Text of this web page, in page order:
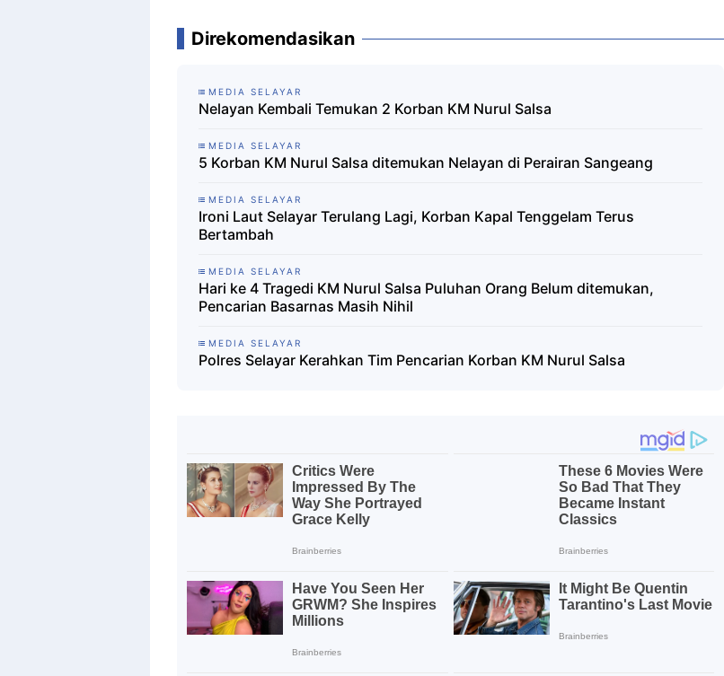
Direkomendasikan
MEDIA SELAYAR
Nelayan Kembali Temukan 2 Korban KM Nurul Salsa
MEDIA SELAYAR
5 Korban KM Nurul Salsa ditemukan Nelayan di Perairan Sangeang
MEDIA SELAYAR
Ironi Laut Selayar Terulang Lagi, Korban Kapal Tenggelam Terus
Bertambah
MEDIA SELAYAR
Hari ke 4 Tragedi KM Nurul Salsa Puluhan Orang Belum ditemukan,
Pencarian Basarnas Masih Nihil
MEDIA SELAYAR
Polres Selayar Kerahkan Tim Pencarian Korban KM Nurul Salsa